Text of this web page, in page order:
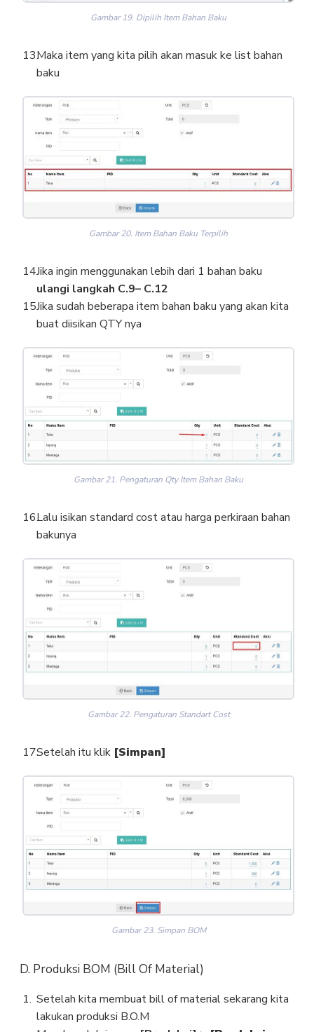
Gambar 19. Dipilih Item Bahan Baku
Maka item yang kita pilih akan masuk ke list bahan
baku
Gambar 20. Item Bahan Baku Terpilih
Jika ingin menggunakan lebih dari 1 bahan baku
ulangi langkah C.9– C.12
Jika sudah beberapa item bahan baku yang akan kita
buat diisikan QTY nya
Gambar 21. Pengaturan Qty Item Bahan Baku
Lalu isikan standard cost atau harga perkiraan bahan
bakunya
Gambar 22. Pengaturan Standart Cost
Setelah itu klik [Simpan]
Gambar 23. Simpan BOM
D. Produksi BOM (Bill Of Material)
Setelah kita membuat bill of material sekarang kita
lakukan produksi B.O.M